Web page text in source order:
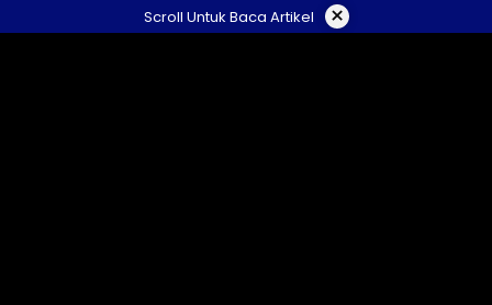
to
Scroll Untuk Baca Artikel ×